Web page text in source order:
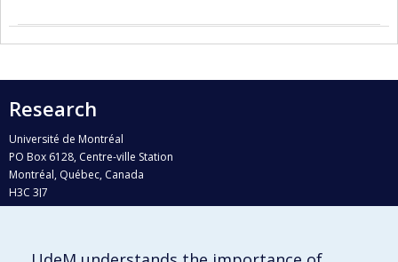
Research
Université de Montréal
PO Box 6128, Centre-ville Station
Montréal, Québec, Canada
H3C 3J7